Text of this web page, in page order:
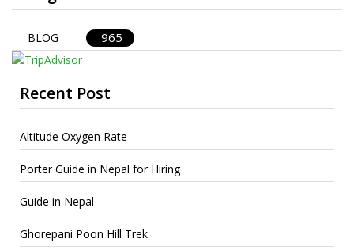
BLOG 965
Recent Post
Altitude Oxygen Rate
Porter Guide in Nepal for Hiring
Guide in Nepal
Ghorepani Poon Hill Trek